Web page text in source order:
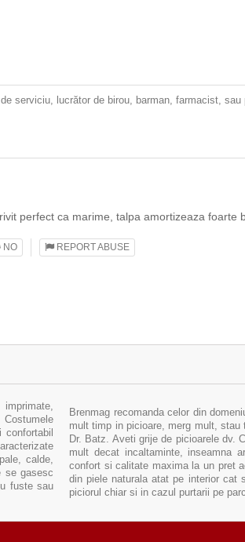
serviciu, lucrător de birou, barman, farmacist,
perfect ca marime, talpa amortizeaza foarte
NO REPORT ABUSE
Costumele
calde,
se gasesc
fuste sau
Brenmag recomanda celor din
mult timp in picioare, merg mult,
Dr. Batz. Aveti grije de picioarele dv.
mult decat incaltaminte, inseamna
confort si calitate maxima la un pret
din piele naturala atat pe interior cat
piciorul chiar si in cazul purtarii pe